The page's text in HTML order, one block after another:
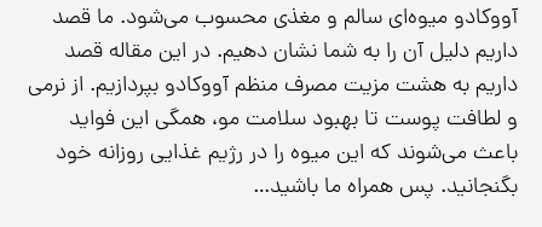
آووکادو میوه‌ای سالم و مغذی محسوب می‌شود. ما قصد
داریم دلیل آن را به شما نشان دهیم. در این مقاله قصد
داریم به هشت مزیت مصرف منظم آووکادو بپردازیم. از نرمی
و لطافت پوست تا بهبود سلامت مو، همگی این فواید
باعث می‌شوند که این میوه را در رژیم غذایی روزانه خود
بگنجانید. پس همراه ما باشید…